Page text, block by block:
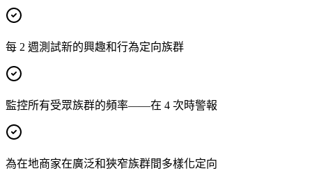
每 2 週測試新的興趣和行為定向族群
監控所有受眾族群的頻率——在 4 次時警報
為在地商家在廣泛和狹窄族群間多樣化定向